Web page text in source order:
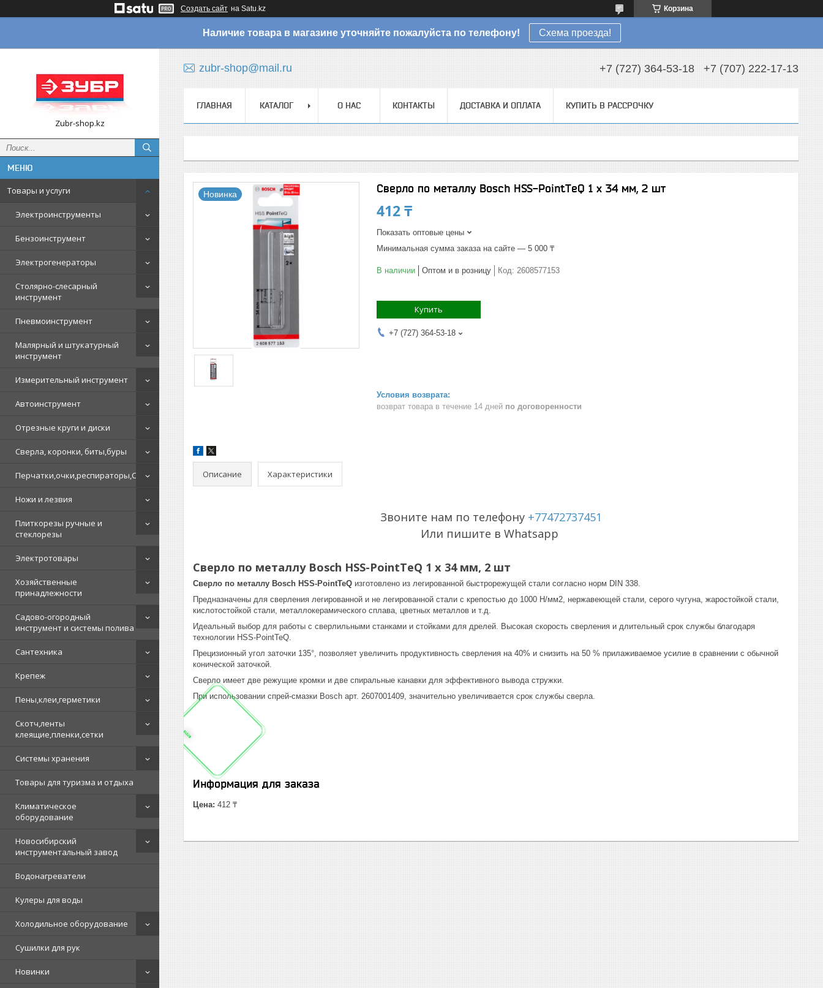
Создать сайт на Satu.kz Корзина
Наличие товара в магазине уточняйте пожалуйста по телефону! Схема проезда!
Zubr-shop.kz
Товары и услуги
Электроинструменты
Бензоинструмент
Электрогенераторы
Столярно-слесарный
инструмент
Пневмоинструмент
Малярный и штукатурный
инструмент
Измерительный инструмент
Автоинструмент
Отрезные круги и диски
Сверла, коронки, биты,буры
Перчатки,очки,респираторы,СИЗ
Ножи и лезвия
Плиткорезы ручные и
стеклорезы
Электротовары
Хозяйственные
принадлежности
Садово-огородный
инструмент и системы полива
Сантехника
Крепеж
Пены,клеи,герметики
Скотч,ленты
клеящие,пленки,сетки
Системы хранения
Товары для туризма и отдыха
Климатическое
оборудование
Новосибирский
инструментальный завод
Водонагреватели
Кулеры для воды
Холодильное оборудование
Сушилки для рук
Новинки
zubr-shop@mail.ru +7 (727) 364-53-18 +7 (707) 222-17-13
ГЛАВНАЯ КАТАЛОГ О НАС КОНТАКТЫ ДОСТАВКА И ОПЛАТА КУПИТЬ В РАССРОЧКУ
Новинка Сверло по металлу Bosch HSS-PointTeQ 1 x 34 мм, 2 шт
412 ₸
Показать оптовые цены
Минимальная сумма заказа на сайте — 5 000 ₸
В наличии Оптом и в розницу Код: 2608577153
Купить
+7 (727) 364-53-18
возврат товара в течение 14 дней по договоренности
Описание Характеристики
Звоните нам по телефону +77472737451
Или пишите в Whatsapp
Сверло по металлу Bosch HSS-PointTeQ 1 x 34 мм, 2 шт
Сверло по металлу Bosch HSS-PointTeQ изготовлено из легированной быстрорежущей стали согласно норм DIN 338.
Предназначены для сверления легированной и не легированной стали с крепостью до 1000 Н/мм2, нержавеющей стали, серого чугуна, жаростойкой стали,
кислотостойкой стали, металлокерамического сплава, цветных металлов и т.д.
Идеальный выбор для работы с сверлильными станками и стойками для дрелей. Высокая скорость сверления и длительный срок службы благодаря
технологии HSS-PointTeQ.
Прецизионный угол заточки 135°, позволяет увеличить продуктивность сверления на 40% и снизить на 50 % прилаживаемое усилие в сравнении с обычной
конической заточкой.
Сверло имеет две режущие кромки и две спиральные канавки для эффективного вывода стружки.
При использовании спрей-смазки Bosch арт. 2607001409, значительно увеличивается срок службы сверла.
Информация для заказа
Цена: 412 ₸